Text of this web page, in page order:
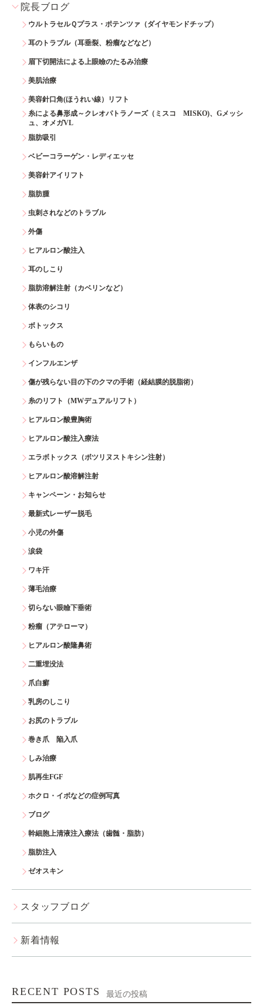
院長ブログ
ウルトラセルＱプラス・ポテンツァ（ダイヤモンドチップ）
耳のトラブル（耳垂裂、粉瘤などなど）
眉下切開法による上眼瞼のたるみ治療
美肌治療
美容針口角(ほうれい線）リフト
糸による鼻形成～クレオパトラノーズ（ミスコ MISKO)、Gメッシ
ュ、オメガVL
脂肪吸引
ベビーコラーゲン・レディエッセ
美容針アイリフト
脂肪腫
虫刺されなどのトラブル
外傷
ヒアルロン酸注入
耳のしこり
脂肪溶解注射（カベリンなど）
体表のシコリ
ボトックス
もらいもの
インフルエンザ
傷が残らない目の下のクマの手術（経結膜的脱脂術）
糸のリフト（MWデュアルリフト）
ヒアルロン酸豊胸術
ヒアルロン酸注入療法
エラボトックス（ボツリヌストキシン注射）
ヒアルロン酸溶解注射
キャンペーン・お知らせ
最新式レーザー脱毛
小児の外傷
涙袋
ワキ汗
薄毛治療
切らない眼瞼下垂術
粉瘤（アテローマ）
ヒアルロン酸隆鼻術
二重埋没法
爪白癬
乳房のしこり
お尻のトラブル
巻き爪 陥入爪
しみ治療
肌再生FGF
ホクロ・イボなどの症例写真
ブログ
幹細胞上清液注入療法（歯髄・脂肪）
脂肪注入
ゼオスキン
スタッフブログ
新着情報
RECENT POSTS 最近の投稿